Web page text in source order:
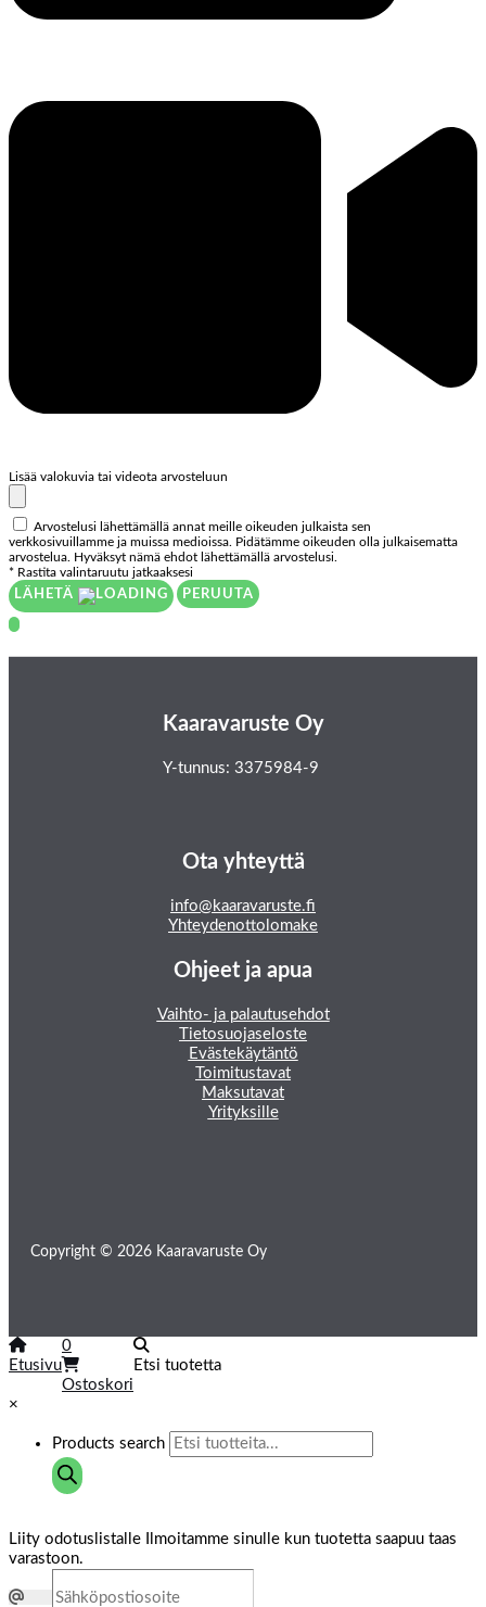
Lisää valokuvia tai videota arvosteluun
Arvostelusi lähettämällä annat meille oikeuden julkaista sen
verkkosivuillamme ja muissa medioissa. Pidätämme oikeuden olla julkaisematta
arvostelua. Hyväksyt nämä ehdot lähettämällä arvostelusi.
* Rastita valintaruutu jatkaaksesi
LÄHETÄ
PERUUTA
Kaaravaruste Oy
Y-tunnus: 3375984-9
Ota yhteyttä
info@kaaravaruste.fi
Yhteydenottolomake
Ohjeet ja apua
Vaihto- ja palautusehdot
Tietosuojaseloste
Evästekäytäntö
Toimitustavat
Maksutavat
Yrityksille
Copyright © 2026 Kaaravaruste Oy
Etusivu
0
Ostoskori
Etsi tuotetta
×
Products search
Liity odotuslistalle
Ilmoitamme sinulle kun tuotetta saapuu taas
varastoon.